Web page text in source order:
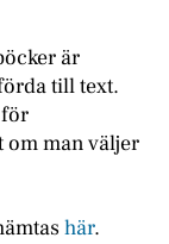
är
till text.
för
man väljer
här.